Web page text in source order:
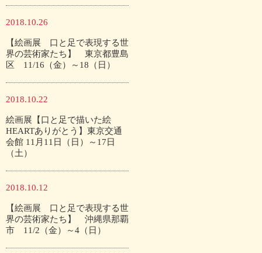
2018.10.26
【絵画展 口と足で表現する世
界の芸術家たち】 東京都豊島
区 11/16（金）～18（日）
2018.10.22
絵画展【口と足で描いた絵
HEARTありがとう】東京交通
会館 11月11日（日）～17日
（土）
2018.10.12
【絵画展 口と足で表現する世
界の芸術家たち】 沖縄県那覇
市 11/2（金）～4（日）